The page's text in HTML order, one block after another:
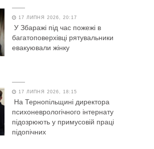
17 ЛИПНЯ 2026, 20:17
У Збаражі під час пожежі в
багатоповерхівці рятувальники
евакуювали жінку
17 ЛИПНЯ 2026, 18:15
На Тернопільщині директора
психоневрологічного інтернату
підозрюють у примусовій праці
підопічних